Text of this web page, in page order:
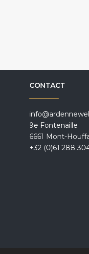
CONTACT
9e Fontenaille
6661 Mont-
+32 (0)61 288